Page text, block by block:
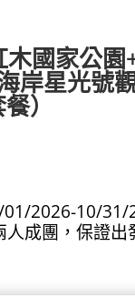
國家公園
岸星光號
）
2026-10/31/
成團，保證出